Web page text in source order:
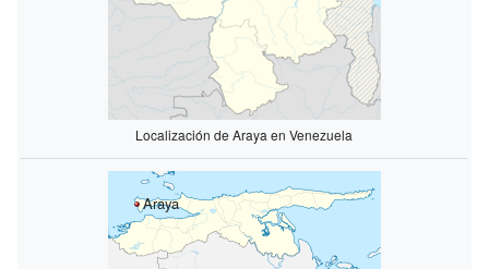
Localización de Araya en Venezuela
Araya